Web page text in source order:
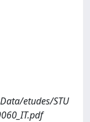
etudes/STU